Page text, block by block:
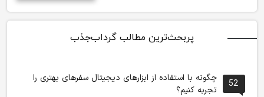
پربحث‌ترین مطالب گرداب‌جذب
52
چگونه با استفاده از ابزارهای دیجیتال سفرهای بهتری را
تجربه کنیم؟